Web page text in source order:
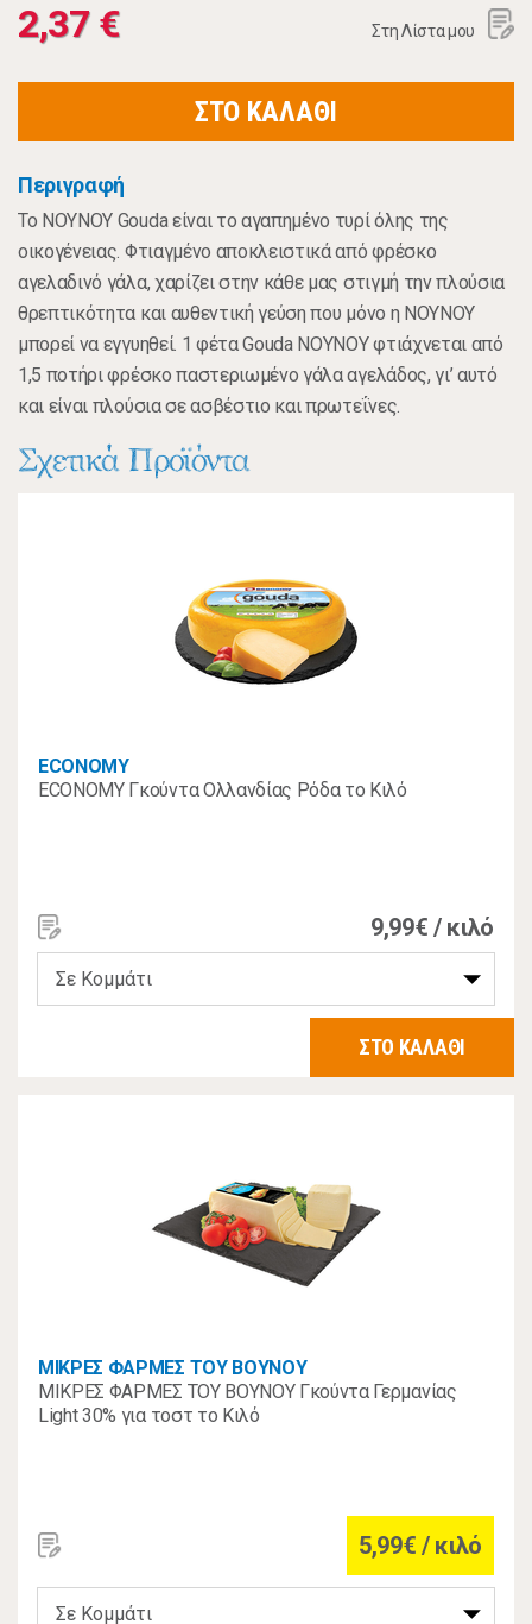
2,37 € Στη Λίστα μου
ΣΤΟ ΚΑΛΑΘΙ
Περιγραφή
Το NOYNOY Gouda είναι το αγαπημένο τυρί όλης της
οικογένειας. Φτιαγμένο αποκλειστικά από φρέσκο
αγελαδινό γάλα, χαρίζει στην κάθε µας στιγµή την πλούσια
θρεπτικότητα και αυθεντική γεύση που µόνο η ΝΟΥΝΟΥ
µπορεί να εγγυηθεί. 1 φέτα Gouda NOYNOY φτιάχνεται από
1,5 ποτήρι φρέσκο παστεριωµένο γάλα αγελάδος, γι’ αυτό
και είναι πλούσια σε ασβέστιο και πρωτεΐνες.
Σχετικά Προϊόντα
ECONOMY
ECONOMY Γκούντα Ολλανδίας Ρόδα το Κιλό
9,99€ / κιλό
ΣΤΟ ΚΑΛΑΘΙ
ΜΙΚΡΕΣ ΦΑΡΜΕΣ ΤΟΥ ΒΟΥΝΟΥ
ΜΙΚΡΕΣ ΦΑΡΜΕΣ ΤΟΥ ΒΟΥΝΟΥ Γκούντα Γερμανίας
Light 30% για τοστ το Κιλό
5,99€ / κιλό